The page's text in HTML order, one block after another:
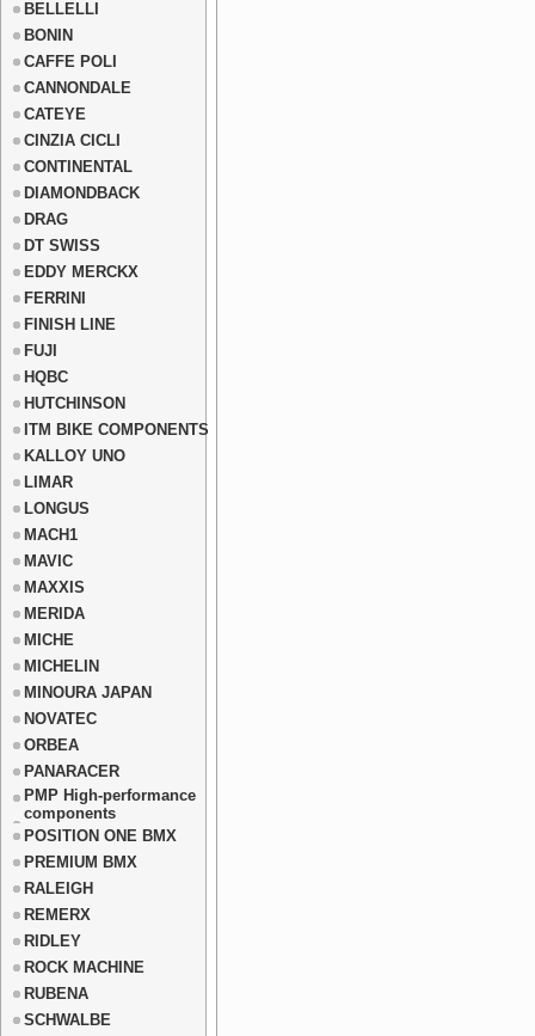
BELLELLI
BONIN
CAFFE POLI
CANNONDALE
CATEYE
CINZIA CICLI
CONTINENTAL
DIAMONDBACK
DRAG
DT SWISS
EDDY MERCKX
FERRINI
FINISH LINE
FUJI
HQBC
HUTCHINSON
ITM BIKE COMPONENTS
KALLOY UNO
LIMAR
LONGUS
MACH1
MAVIC
MAXXIS
MERIDA
MICHE
MICHELIN
MINOURA JAPAN
NOVATEC
ORBEA
PANARACER
PMP High-performance
components
POSITION ONE BMX
PREMIUM BMX
RALEIGH
REMERX
RIDLEY
ROCK MACHINE
RUBENA
SCHWALBE